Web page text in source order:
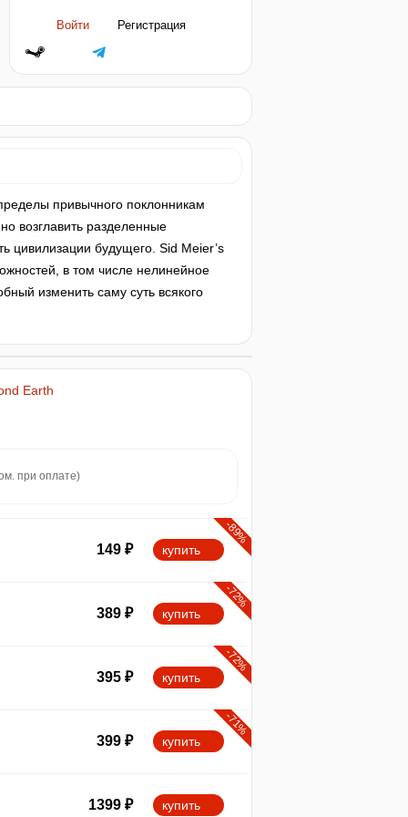
Войти Регистрация
привычного поклонникам
возглавить разделенные
цивилизации будущего. Sid Meier’s
в том числе нелинейное
изменить саму суть всякого
Earth
при оплате)
-89%
149 ₽ купить
-72%
389 ₽ купить
-72%
395 ₽ купить
-71%
399 ₽ купить
1399 ₽ купить